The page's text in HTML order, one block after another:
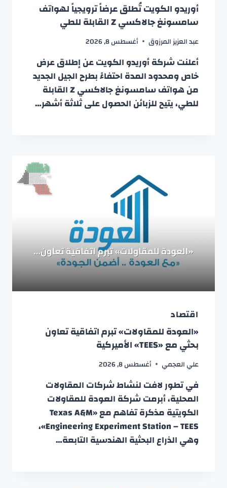
أوريدو الكويت تُطلق عرضاً ترويجياً لهواتف
سامسونغ جالاكسي Z القابلة للطي
عبد العزيز المرزوق أغسطس 8, 2026
أعلنت شركة أوريدو الكويت عن إطلاق عرض
خاص ومحدود المدة احتفاءً بطرح الجيل الجديد
من هواتف سامسونغ جالاكسي Z القابلة
للطي، يتيح للزبائن الحصول على ثلاثة أشهر…
اقتصاد
«العودة للمقاولات» تبرم اتفاقية تعاون
بحثي مع «TEES» الأميركية
علي العجمي أغسطس 8, 2026
في تطور لافت لنشاط شركات المقاولات
المحلية، أبرمت شركة العودة للمقاولات
الكويتية مذكرة تفاهم مع «Texas A&M
Engineering Experiment Station – TEES»،
وهي الذراع البحثية الهندسية التابعة…